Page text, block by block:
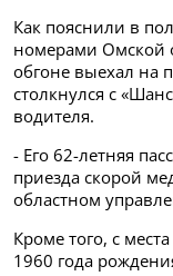
Как пояснили в
номерами Омской
обгоне выехал на
столкнулся с
водителя.
- Его 62-летняя
приезда скорой
областном
Кроме того, с
1960 года